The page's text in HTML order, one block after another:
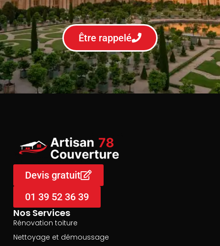
Être rappelé
Nos Services
Rénovation toiture
Nettoyage et démoussage
Devis gratuit
01 39 52 36 39